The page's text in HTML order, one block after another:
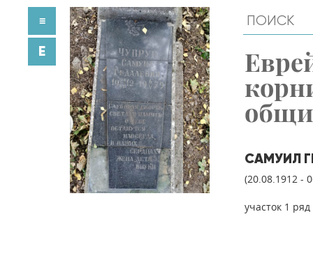
САМУИЛ
(20.08.1912 -
участок 1
≡
E